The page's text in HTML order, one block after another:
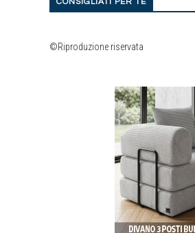
CONSIGLIATI PER TE
©Riproduzione riservata